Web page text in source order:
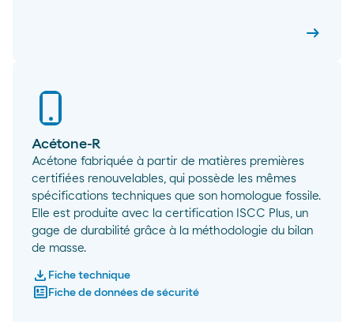
arrow_right_alt
Acétone-R
Acétone fabriquée à partir de matières premières
certifiées renouvelables, qui possède les mêmes
spécifications techniques que son homologue fossile.
Elle est produite avec la certification ISCC Plus, un
gage de durabilité grâce à la méthodologie du bilan
de masse.
download Fiche technique
newsmode Fiche de données de sécurité